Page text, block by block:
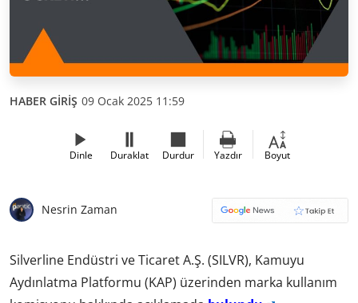
HABER GİRİŞ 09 Ocak 2025 11:59
Dinle Duraklat Durdur Yazdır Boyut
Nesrin Zaman
Silverline Endüstri ve Ticaret A.Ş. (SILVR), Kamuyu
Aydınlatma Platformu (KAP) üzerinden marka kullanım